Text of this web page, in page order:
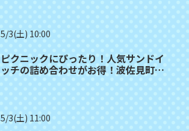
5/3(土) 10:00
ピクニックにぴったり！人気サンドイ
ッチの詰め合わせがお得！波佐見町
5/3(土) 11:00